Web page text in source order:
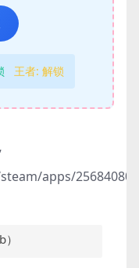
王者: 解锁
apps/